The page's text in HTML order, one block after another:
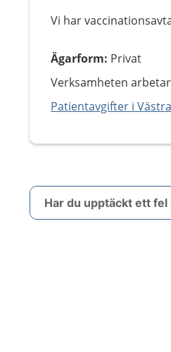
Vi har
Ägarform: Privat
Verksamheten
Patientavgifter i
Har du upptäckt ett fel